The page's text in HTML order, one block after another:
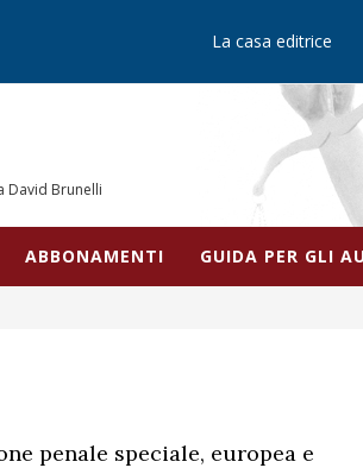
La casa editrice
David Brunelli
ABBONAMENTI GUIDA PER GLI
penale speciale, europea e